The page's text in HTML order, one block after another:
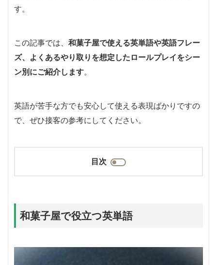
す。
この記事では、 和菓子屋で使える英単語や英語フレー
ズ、よくあるやり取りを想定したロールプレイをシー
ン別にご紹介します。
英語が苦手な方でも安心して使える表現ばかりですの
で、ぜひ接客の参考にしてください。
目次
和菓子屋で役立つ英単語